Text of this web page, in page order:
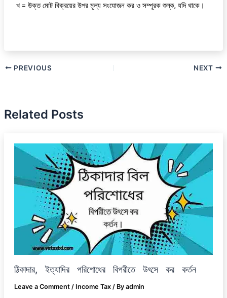
খ = উক্ত মোট বিক্রয়ের উপর মূল্য সংযোজন কর ও সম্পূরক শুল্ক, যদি থাকে।
PREVIOUS NEXT
Related Posts
ঠিকাদার, ইত্যাদির পরিশোধের বিপরীতে উৎসে কর কর্তন
Leave a Comment / Income Tax/ By admin